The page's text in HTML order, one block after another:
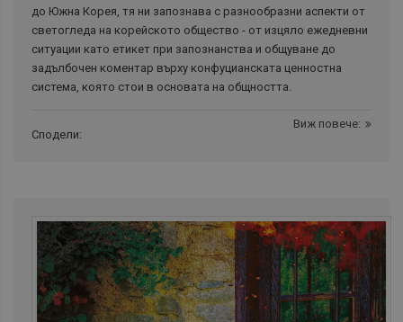
до Южна Корея, тя ни запознава с разнообразни аспекти от
светогледа на корейското общество - от изцяло ежедневни
ситуации като етикет при запознанства и общуване до
задълбочен коментар върху конфуцианската ценностна
система, която стои в основата на общността.
Виж повече:
Сподели: